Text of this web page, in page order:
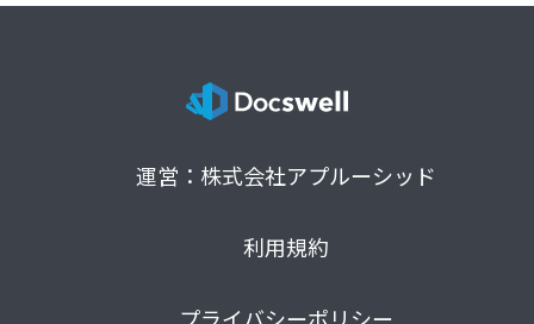
運営：株式会社アプルーシッド
利用規約
プライバシーポリシー